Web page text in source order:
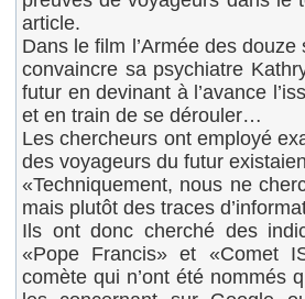
article.
Dans le film l’Armée des
convaincre sa psychiatre
futur en devinant à l’avance
et en train de se dérouler…
Les chercheurs ont employé
des voyageurs du futur
«Techniquement, nous ne
mais plutôt des traces
Ils ont donc cherché des
«Pope Francis» et «Comet
comète qui n’ont été nommés